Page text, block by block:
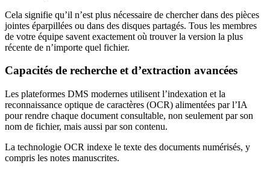
Cela signifie qu’il n’est plus nécessaire de chercher dans des pièces
jointes éparpillées ou dans des disques partagés. Tous les membres
de votre équipe savent exactement où trouver la version la plus
récente de n’importe quel fichier.
Capacités de recherche et d’extraction avancées
Les plateformes DMS modernes utilisent l’indexation et la
reconnaissance optique de caractères (OCR) alimentées par l’IA
pour rendre chaque document consultable, non seulement par son
nom de fichier, mais aussi par son contenu.
La technologie OCR indexe le texte des documents numérisés, y
compris les notes manuscrites.